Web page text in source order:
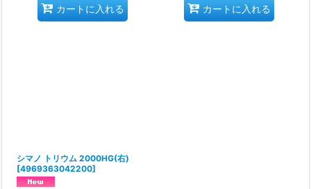
カートに入れる カートに入れる
シマノ トリウム 2000HG(右)
[4969363042200]